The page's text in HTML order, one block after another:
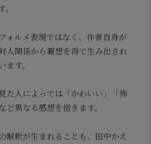
ォルメ表現ではなく、作者自身が
人関係から着想を得て生み出され
す。
た人によっては「かわいい」「怖
ど異なる感想を抱きます。
解釈が生まれることも、田中かえ